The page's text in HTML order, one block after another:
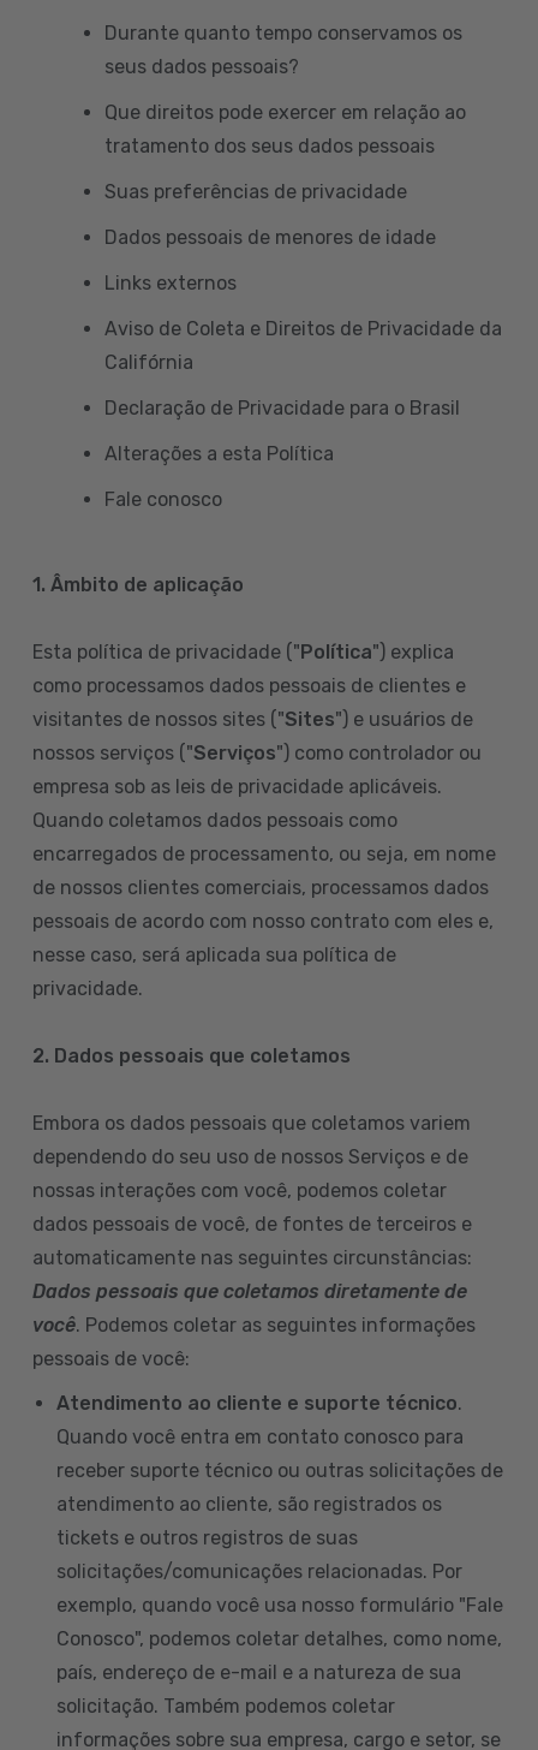
Durante quanto tempo conservamos os
seus dados pessoais?
Que direitos pode exercer em relação ao
tratamento dos seus dados pessoais
Suas preferências de privacidade
Dados pessoais de menores de idade
Links externos
Aviso de Coleta e Direitos de Privacidade da
Califórnia
Declaração de Privacidade para o Brasil
Alterações a esta Política
Fale conosco
1. Âmbito de aplicação
Esta política de privacidade ("Política") explica
como processamos dados pessoais de clientes e
visitantes de nossos sites ("Sites") e usuários de
nossos serviços ("Serviços") como controlador ou
empresa sob as leis de privacidade aplicáveis.
Quando coletamos dados pessoais como
encarregados de processamento, ou seja, em nome
de nossos clientes comerciais, processamos dados
pessoais de acordo com nosso contrato com eles e,
nesse caso, será aplicada sua política de
privacidade.
2. Dados pessoais que coletamos
Embora os dados pessoais que coletamos variem
dependendo do seu uso de nossos Serviços e de
nossas interações com você, podemos coletar
dados pessoais de você, de fontes de terceiros e
automaticamente nas seguintes circunstâncias:
Dados pessoais que coletamos diretamente de
você. Podemos coletar as seguintes informações
pessoais de você:
Atendimento ao cliente e suporte técnico.
Quando você entra em contato conosco para
receber suporte técnico ou outras solicitações de
atendimento ao cliente, são registrados os
tickets e outros registros de suas
solicitações/comunicações relacionadas. Por
exemplo, quando você usa nosso formulário "Fale
Conosco", podemos coletar detalhes, como nome,
país, endereço de e-mail e a natureza de sua
solicitação. Também podemos coletar
informações sobre sua empresa, cargo e setor, se